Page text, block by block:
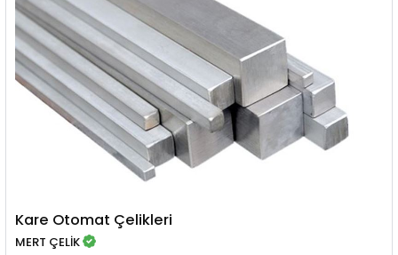
Kare Otomat Çelikleri
MERT ÇELİK